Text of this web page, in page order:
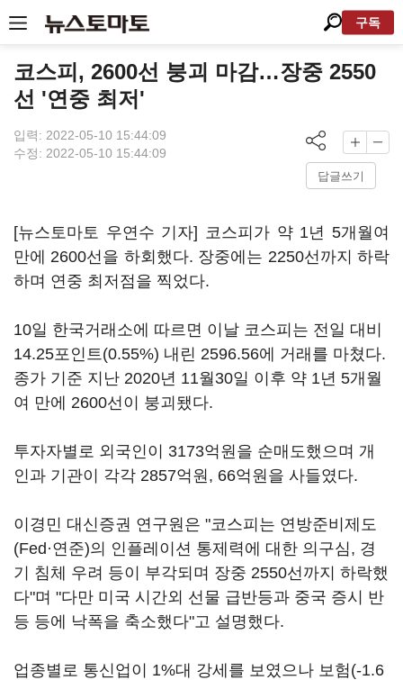
구독
코스피, 2600선 붕괴 마감…장중 2550
선 '연중 최저'
입력: 2022-05-10 15:44:09
수정: 2022-05-10 15:44:09
답글쓰기
[뉴스토마토 우연수 기자] 코스피가 약 1년 5개월여
만에 2600선을 하회했다. 장중에는 2250선까지 하락
하며 연중 최저점을 찍었다.
10일 한국거래소에 따르면 이날 코스피는 전일 대비
14.25포인트(0.55%) 내린 2596.56에 거래를 마쳤다.
종가 기준 지난 2020년 11월30일 이후 약 1년 5개월
여 만에 2600선이 붕괴됐다.
투자자별로 외국인이 3173억원을 순매도했으며 개
인과 기관이 각각 2857억원, 66억원을 사들였다.
이경민 대신증권 연구원은 "코스피는 연방준비제도
(Fed·연준)의 인플레이션 통제력에 대한 의구심, 경
기 침체 우려 등이 부각되며 장중 2550선까지 하락했
다"며 "다만 미국 시간외 선물 급반등과 중국 증시 반
등 등에 낙폭을 축소했다"고 설명했다.
업종별로 통신업이 1%대 강세를 보였으나 보험(-1.6